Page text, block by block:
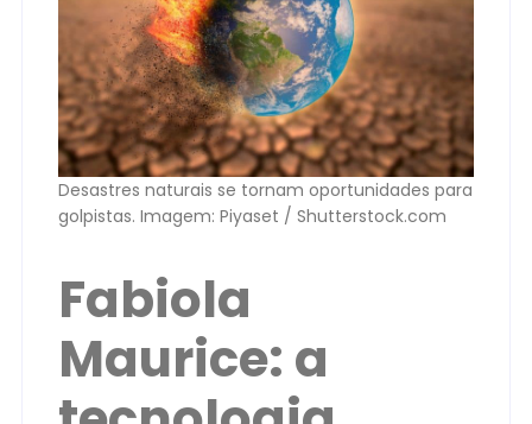
Desastres naturais se tornam oportunidades para
golpistas. Imagem: Piyaset / Shutterstock.com
Fabiola
Maurice: a